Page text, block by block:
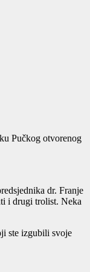
Pučkog otvorenog
dr. Franje
i drugi trolist. Neka
ste izgubili svoje